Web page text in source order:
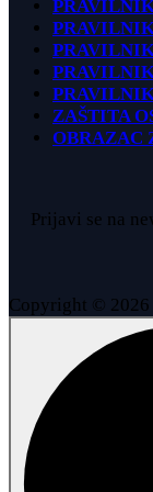
ZAŠTITA
OBRAZAC
Prijavi se na
Copyright ©